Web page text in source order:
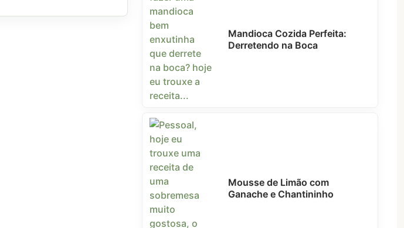
Mandioca Cozida Perfeita:
Derretendo na Boca
Mousse de Limão com
Ganache e Chantininho